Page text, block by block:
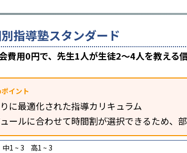
指導塾スタンダード
費用0円で、先生1人が生徒2〜4人を教える
イント
に最適化された指導カリキュラム
ールに合わせて時間割が選択できるため、
中1 ~ 3
高1 ~ 3